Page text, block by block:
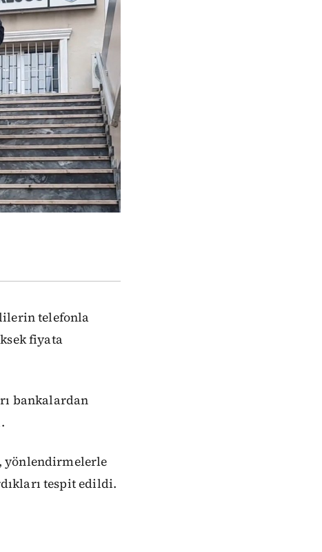
telefonla
fiyata
bankalardan
yönlendirmelerle
tespit edildi.